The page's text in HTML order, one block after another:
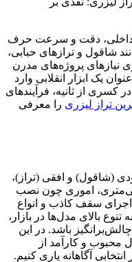
داخلی، دقت و سرعت حرف
شاقول و ترازهای حبابی،
نیازهای پروژه‌های مدرن
یک ابزار انقلابی وارد
کسری از ثانیه، فرآیندهای
تراز لیزری را معرفی
(شاقول) و افقی (تراز)،
اموری چون نصب
سقف کاذب و انواع
تنوع بالای مدل‌ها در بازار،
باشد. در این
محبوب و کارآمد از
آگاهانه یاری کنیم.